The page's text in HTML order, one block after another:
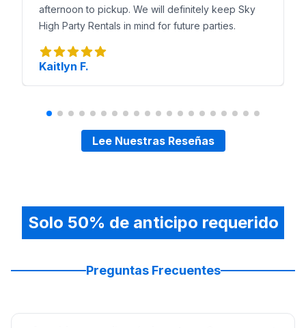
afternoon to pickup. We will definitely keep Sky
High Party Rentals in mind for future parties.
Kaitlyn F.
Lee Nuestras Reseñas
Solo 50% de anticipo requerido
Preguntas Frecuentes